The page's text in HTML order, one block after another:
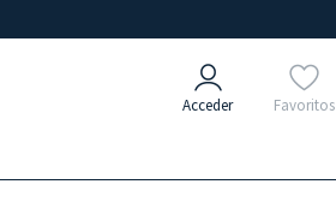
Acceder Favoritos